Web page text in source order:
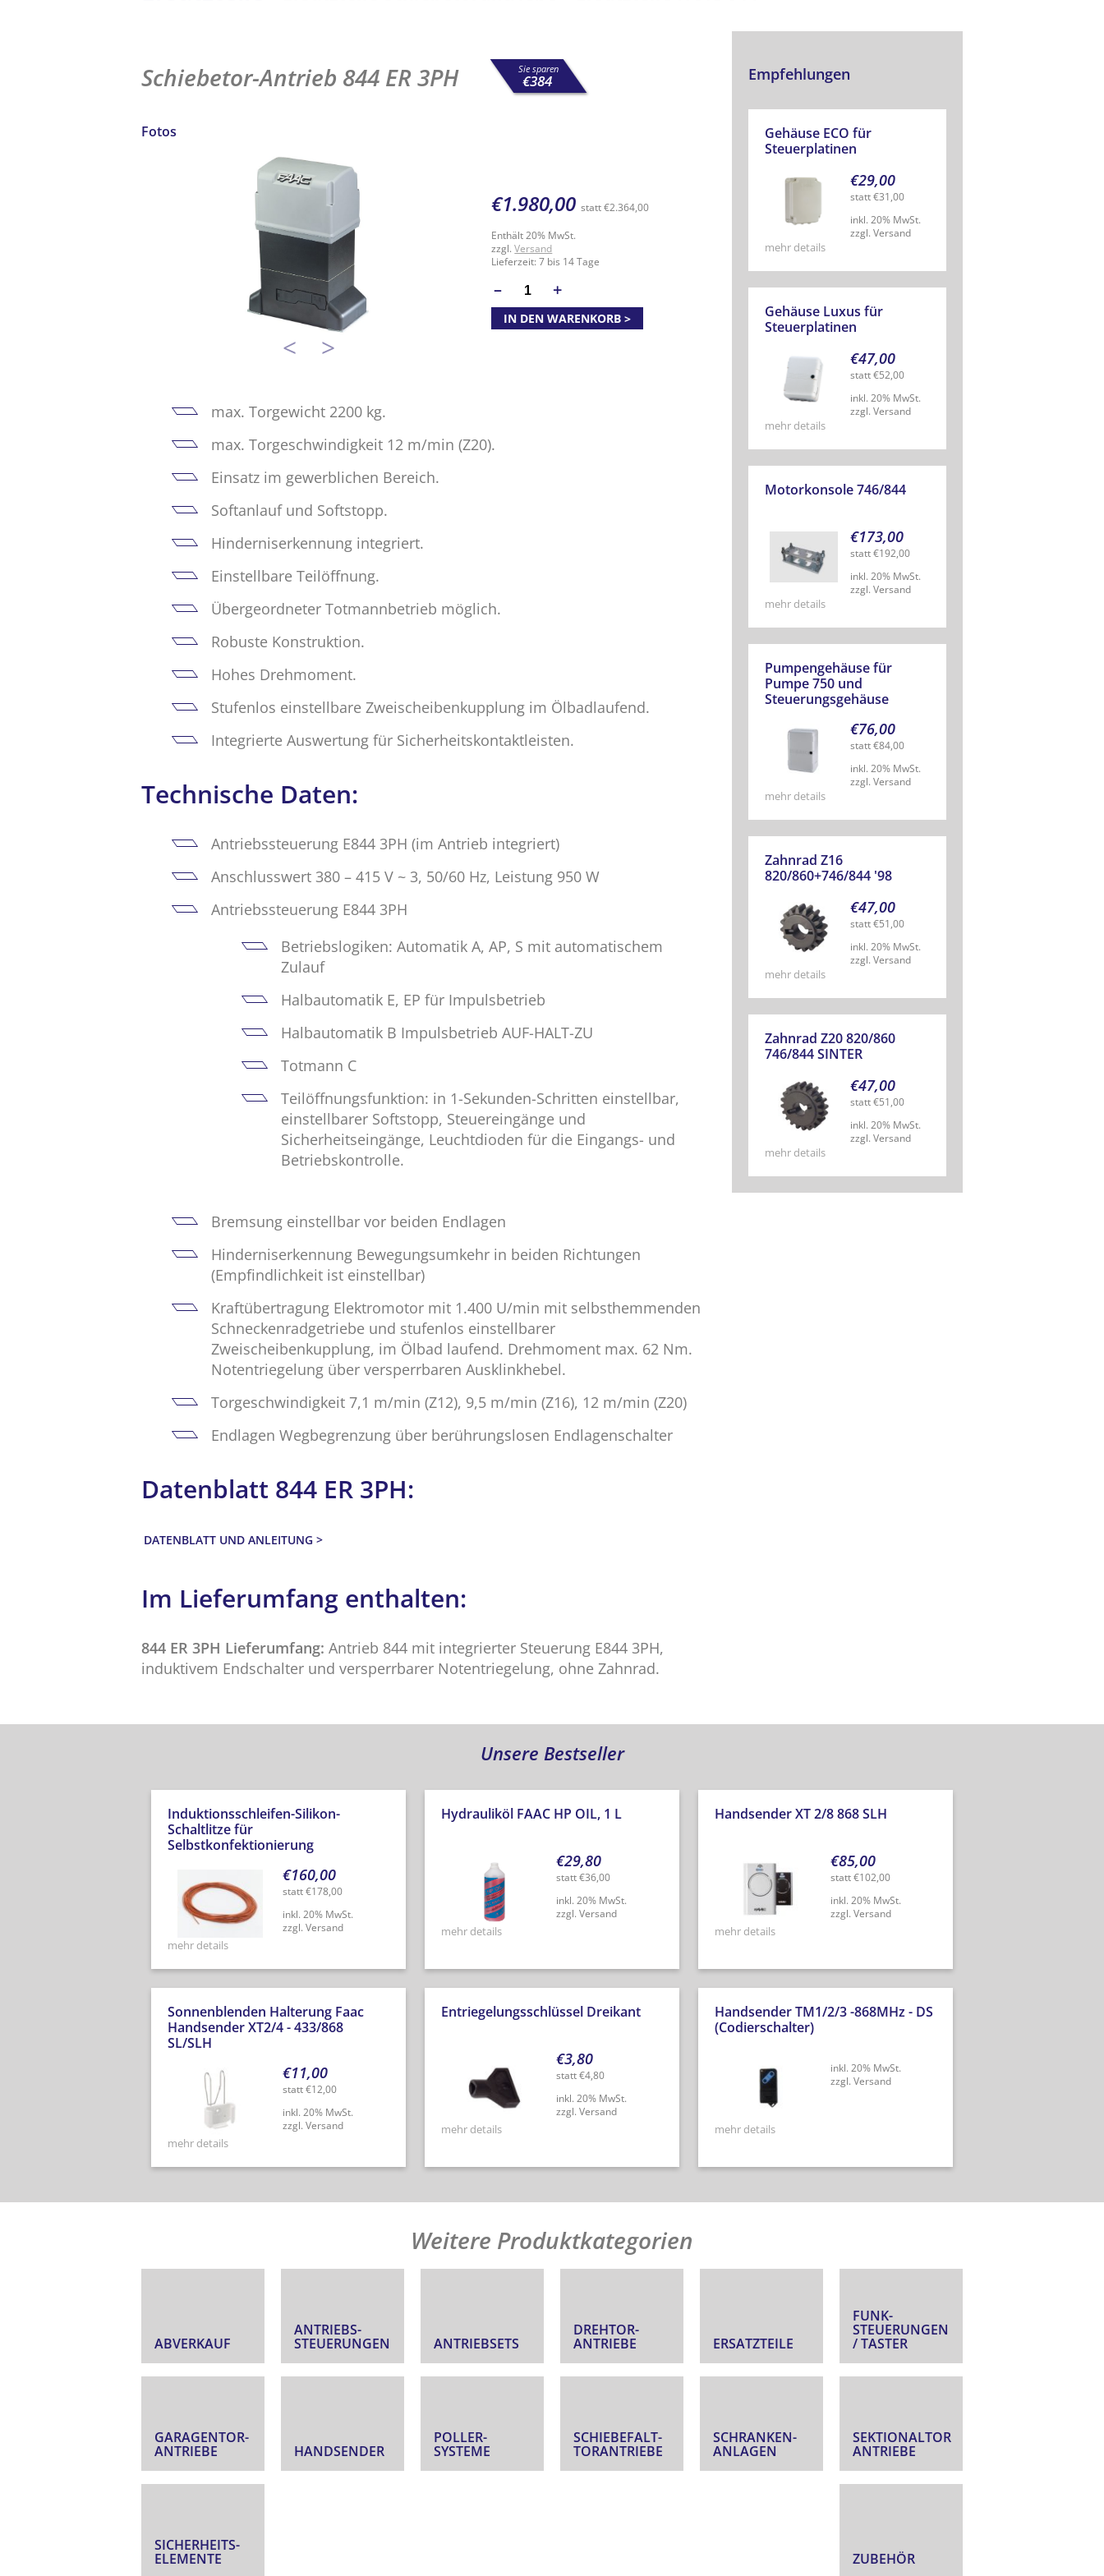
Schiebetor-Antrieb 844 ER 3PH Sie sparen
€384
Fotos
< >
€1.980,00 statt€2.364,00
Enthält 20% MwSt.
zzgl.Versand
Lieferzeit: 7 bis 14 Tage
ANZAHL
– +
IN DEN WARENKORB
max. Torgewicht 2200 kg.
max. Torgeschwindigkeit 12 m/min (Z20).
Einsatz im gewerblichen Bereich.
Softanlauf und Softstopp.
Hinderniserkennung integriert.
Einstellbare Teilöffnung.
Übergeordneter Totmannbetrieb möglich.
Robuste Konstruktion.
Hohes Drehmoment.
Stufenlos einstellbare Zweischeibenkupplung im Ölbadlaufend.
Integrierte Auswertung für Sicherheitskontaktleisten.
Technische Daten:
Antriebssteuerung E844 3PH (im Antrieb integriert)
Anschlusswert 380 – 415 V ~ 3, 50/60 Hz, Leistung 950 W
Antriebssteuerung E844 3PH
Betriebslogiken: Automatik A, AP, S mit automatischem
Zulauf
Halbautomatik E, EP für Impulsbetrieb
Halbautomatik B Impulsbetrieb AUF-HALT-ZU
Totmann C
Teilöffnungsfunktion: in 1-Sekunden-Schritten einstellbar,
einstellbarer Softstopp, Steuereingänge und
Sicherheitseingänge, Leuchtdioden für die Eingangs- und
Betriebskontrolle.
Bremsung einstellbar vor beiden Endlagen
Hinderniserkennung Bewegungsumkehr in beiden Richtungen
(Empfindlichkeit ist einstellbar)
Kraftübertragung Elektromotor mit 1.400 U/min mit selbsthemmenden
Schneckenradgetriebe und stufenlos einstellbarer
Zweischeibenkupplung, im Ölbad laufend. Drehmoment max. 62 Nm.
Notentriegelung über versperrbaren Ausklinkhebel.
Torgeschwindigkeit 7,1 m/min (Z12), 9,5 m/min (Z16), 12 m/min (Z20)
Endlagen Wegbegrenzung über berührungslosen Endlagenschalter
Datenblatt 844 ER 3PH:
DATENBLATT UND ANLEITUNG
Im Lieferumfang enthalten:
844 ER 3PH Lieferumfang: Antrieb 844 mit integrierter Steuerung E844 3PH,
induktivem Endschalter und versperrbarer Notentriegelung, ohne Zahnrad.
Empfehlungen
Gehäuse ECO für
Steuerplatinen
€29,00
statt€31,00
inkl. 20% MwSt.
zzgl. Versand
mehr details
Gehäuse Luxus für
Steuerplatinen
€47,00
statt€52,00
inkl. 20% MwSt.
zzgl. Versand
mehr details
Motorkonsole 746/844
€173,00
statt€192,00
inkl. 20% MwSt.
zzgl. Versand
mehr details
Pumpengehäuse für
Pumpe 750 und
Steuerungsgehäuse
€76,00
statt€84,00
inkl. 20% MwSt.
zzgl. Versand
mehr details
Zahnrad Z16
820/860+746/844 '98
€47,00
statt€51,00
inkl. 20% MwSt.
zzgl. Versand
mehr details
Zahnrad Z20 820/860
746/844 SINTER
€47,00
statt€51,00
inkl. 20% MwSt.
zzgl. Versand
mehr details
Unsere Bestseller
Induktionsschleifen-Silikon-
Schaltlitze für
Selbstkonfektionierung
€160,00
statt€178,00
inkl. 20% MwSt.
zzgl. Versand
mehr details
Hydrauliköl FAAC HP OIL, 1 L
€29,80
statt€36,00
inkl. 20% MwSt.
zzgl. Versand
mehr details
Handsender XT 2/8 868 SLH
€85,00
statt€102,00
inkl. 20% MwSt.
zzgl. Versand
mehr details
Sonnenblenden Halterung Faac
Handsender XT2/4 - 433/868
SL/SLH
€11,00
statt€12,00
inkl. 20% MwSt.
zzgl. Versand
mehr details
Entriegelungsschlüssel Dreikant
€3,80
statt€4,80
inkl. 20% MwSt.
zzgl. Versand
mehr details
Handsender TM1/2/3 -868MHz - DS
(Codierschalter)
inkl. 20% MwSt.
zzgl. Versand
mehr details
Weitere Produktkategorien
ABVERKAUF
ANTRIEBS­
STEUERUNGEN ANTRIEBSETS
DREHTOR­
ANTRIEBE ERSATZTEILE
FUNK­
STEUERUNGEN
/ TASTER
GARAGENTOR­
ANTRIEBE HANDSENDER
POLLER­
SYSTEME
SCHIEBEFALT­
TORANTRIEBE
SCHRANKEN­
ANLAGEN
SEKTIONALTOR
ANTRIEBE
SICHERHEITS­
ELEMENTE ZUBEHÖR